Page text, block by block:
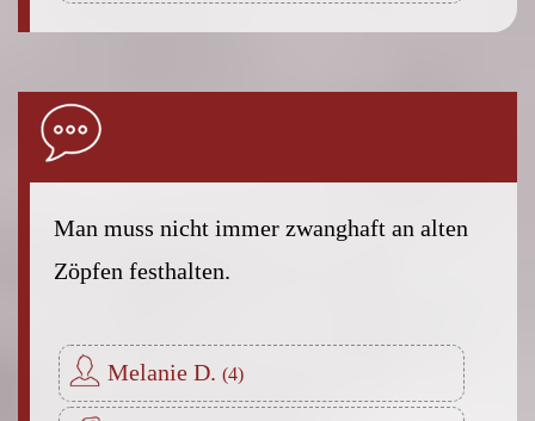
Man muss nicht immer zwanghaft an alten
Zöpfen festhalten.
Melanie D.